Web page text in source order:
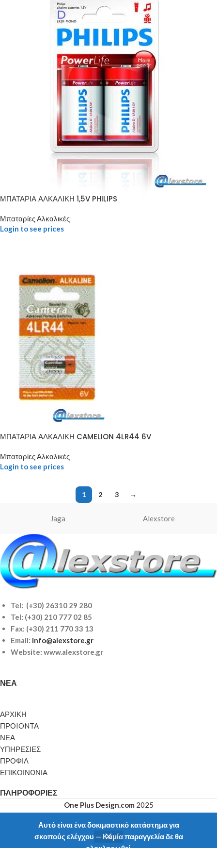
Αυτό είναι ένα δοκιμαστικό κατάστημα για
σκοπούς ελέγχου — Καμία παραγγελία δε θα
ΜΠΑΤΑΡΙΑ ΑΛΚΑΛΙΚΗ 1,5V PHILIPS
Μπαταρίες Αλκαλικές
Login to see prices
ΜΠΑΤΑΡΙΑ ΑΛΚΑΛΙΚΗ CAMELION 4LR44 6V
Μπαταρίες Αλκαλικές
Login to see prices
1 2 3 →
Jaga Alexstore
Tel: (+30) 26310 29 280
Tel: (+30) 210 777 02 85
Fax: (+30) 211 770 33 13
Email: info@alexstore.gr
Website: www.alexstore.gr
ΝΈΑ
ΑΡΧΙΚΗ
ΠΡΟIONTA
ΝΕΑ
ΥΠΗΡΕΣΙΕΣ
ΠΡΟΦΙΛ
ΕΠΙΚΟΙΝΩΝΙΑ
ΠΛΗΡΟΦΟΡΊΕΣ
One Plus Design.com 2025